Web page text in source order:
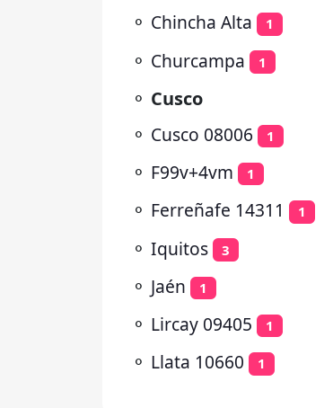
⚬ Chincha Alta 1
⚬ Churcampa 1
⚬ Cusco
⚬ Cusco 08006 1
⚬ F99v+4vm 1
⚬ Ferreñafe 14311 1
⚬ Iquitos 3
⚬ Jaén 1
⚬ Lircay 09405 1
⚬ Llata 10660 1